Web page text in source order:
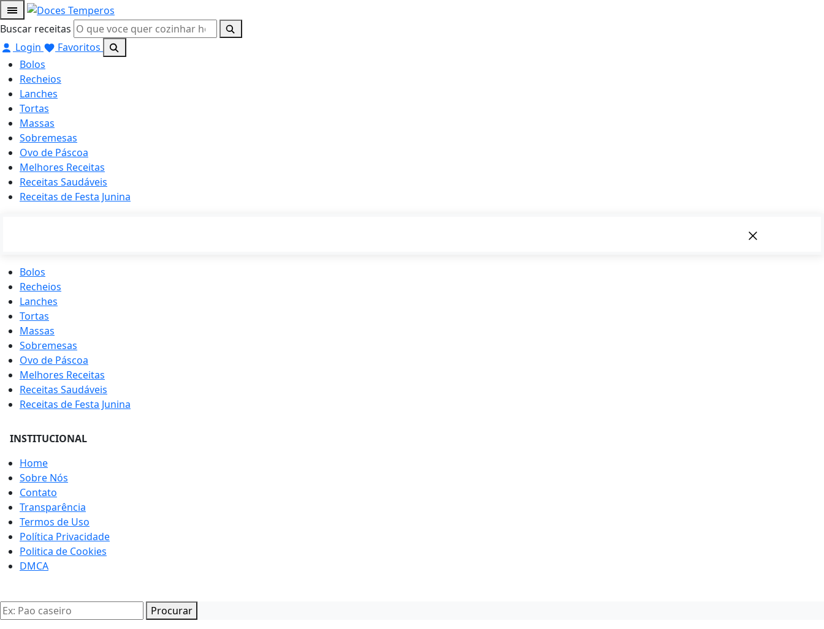
Buscar receitas
Login
Favoritos
Bolos
Recheios
Lanches
Tortas
Massas
Sobremesas
Ovo de Páscoa
Melhores Receitas
Receitas Saudáveis
Receitas de Festa Junina
Bolos
Recheios
Lanches
Tortas
Massas
Sobremesas
Ovo de Páscoa
Melhores Receitas
Receitas Saudáveis
Receitas de Festa Junina
INSTITUCIONAL
Home
Sobre Nós
Contato
Transparência
Termos de Uso
Política Privacidade
Politica de Cookies
DMCA
Procurar